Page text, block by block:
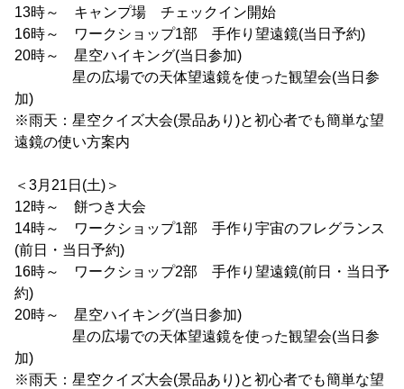
13時～ キャンプ場 チェックイン開始
16時～ ワークショップ1部 手作り望遠鏡(当日予約)
20時～ 星空ハイキング(当日参加)
星の広場での天体望遠鏡を使った観望会(当日参
加)
※雨天：星空クイズ大会(景品あり)と初心者でも簡単な望
遠鏡の使い方案内
＜3月21日(土)＞
12時～ 餅つき大会
14時～ ワークショップ1部 手作り宇宙のフレグランス
(前日・当日予約)
16時～ ワークショップ2部 手作り望遠鏡(前日・当日予
約)
20時～ 星空ハイキング(当日参加)
星の広場での天体望遠鏡を使った観望会(当日参
加)
※雨天：星空クイズ大会(景品あり)と初心者でも簡単な望